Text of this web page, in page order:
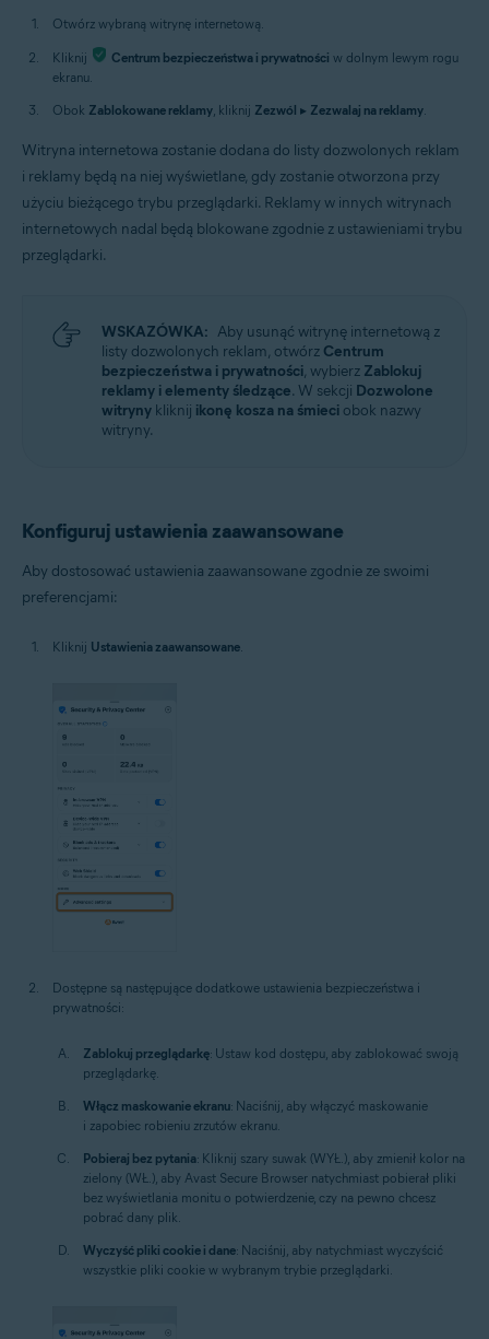
Otwórz wybraną witrynę internetową.
Kliknij Centrum bezpieczeństwa i prywatności w dolnym lewym rogu
ekranu.
Obok Zablokowane reklamy , kliknij Zezwól ▸ Zezwalaj na reklamy
Witryna internetowa zostanie dodana do listy dozwolonych reklam
i reklamy będą na niej wyświetlane, gdy zostanie otworzona przy
użyciu bieżącego trybu przeglądarki. Reklamy w innych witrynach
internetowych nadal będą blokowane zgodnie z ustawieniami trybu
przeglądarki.
WSKAZÓWKA: Aby usunąć witrynę internetową z
listy dozwolonych reklam, otwórz Centrum
bezpieczeństwa i prywatności, wybierz Zablokuj
reklamy i elementy śledzące. W sekcji Dozwolone
witryny kliknij ikonę kosza na śmieci obok nazwy
witryny.
Konfiguruj ustawienia zaawansowane
Aby dostosować ustawienia zaawansowane zgodnie ze swoimi
preferencjami:
Kliknij Ustawienia zaawansowane
Dostępne są następujące dodatkowe ustawienia bezpieczeństwa i
prywatności:
Zablokuj przeglądarkę: Ustaw kod dostępu, aby zablokować swoją
przeglądarkę.
Włącz maskowanie ekranu: Naciśnij, aby włączyć maskowanie
i zapobiec robieniu zrzutów ekranu.
Pobieraj bez pytania: Kliknij szary suwak (WYŁ.), aby zmienił kolor na
zielony (WŁ.), aby Avast Secure Browser natychmiast pobierał pliki
bez wyświetlania monitu o potwierdzenie, czy na pewno chcesz
pobrać dany plik.
Wyczyść pliki cookie i dane: Naciśnij, aby natychmiast wyczyścić
wszystkie pliki cookie w wybranym trybie przeglądarki.